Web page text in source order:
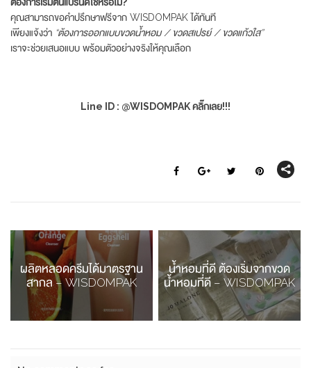
ต้องการเริ่มต้นแบรนด์ใช่หรือไม่?
คุณสามารถขอคำปรึกษาฟรีจาก WISDOMPAK ได้ทันที
เพียงแจ้งว่า “ต้องการออกแบบขวดน้ำหอม / ขวดสเปรย์ / ขวดแก้วใส”
เราจะช่วยเสนอแบบ พร้อมตัวอย่างจริงให้คุณเลือก
Line ID : @WISDOMPAK คลิ๊กเลย!!!
น้ำหอมที่ดี ต้องเริ่มจากขวด
น้ำหอมที่ดี – WISDOMPAK
ผลิตหลอดครีมได้มาตรฐาน
สากล – WISDOMPAK